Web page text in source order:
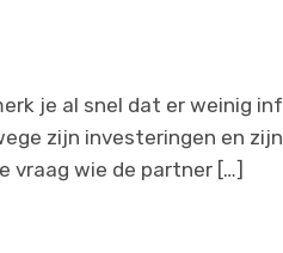
je al snel dat er weinig
zijn investeringen en
vraag wie de partner […]